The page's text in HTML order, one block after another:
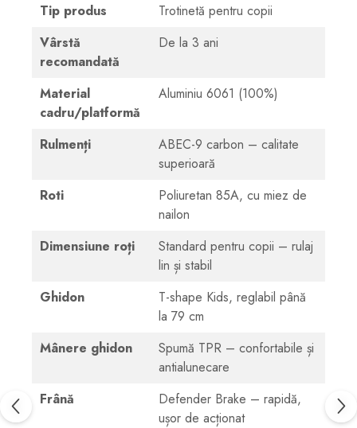
Tip produs
Trotinetă pentru copii
Vârstă
recomandată
De la 3 ani
Material
cadru/platformă
Aluminiu 6061 (100%)
Rulmenți
ABEC-9 carbon – calitate
superioară
Roti
Poliuretan 85A, cu miez de
nailon
Dimensiune roți
Standard pentru copii – rulaj
lin și stabil
Ghidon
T-shape Kids, reglabil până
la 79 cm
Mânere ghidon
Spumă TPR – confortabile și
antialunecare
Frână
Defender Brake – rapidă,
ușor de acționat